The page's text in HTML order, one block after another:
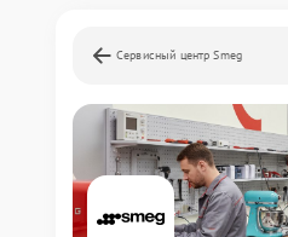
Сервисный центр Smeg